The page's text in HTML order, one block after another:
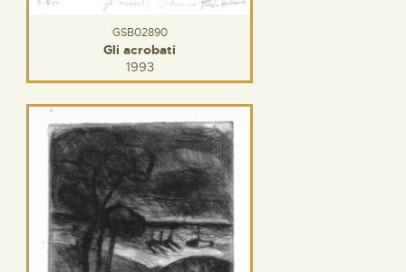
GSB02890
Gli acrobati
1993